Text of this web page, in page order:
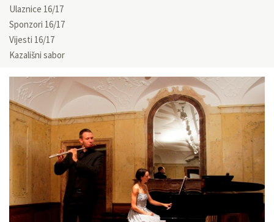
Ulaznice 16/17
Sponzori 16/17
Vijesti 16/17
Kazališni sabor